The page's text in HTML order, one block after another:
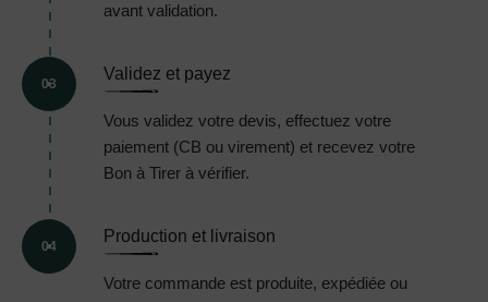
avant validation.
03
Validez et payez
Vous validez votre devis, effectuez votre
paiement (CB ou virement) et recevez votre
Bon à Tirer à vérifier.
04
Production et livraison
Votre commande est produite, expédiée ou